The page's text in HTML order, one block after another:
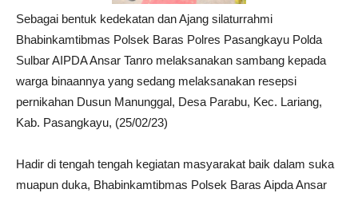
Sebagai bentuk kedekatan dan Ajang silaturrahmi
Bhabinkamtibmas Polsek Baras Polres Pasangkayu Polda
Sulbar AIPDA Ansar Tanro melaksanakan sambang kepada
warga binaannya yang sedang melaksanakan resepsi
pernikahan Dusun Manunggal, Desa Parabu, Kec. Lariang,
Kab. Pasangkayu, (25/02/23)
Hadir di tengah tengah kegiatan masyarakat baik dalam suka
muapun duka, Bhabinkamtibmas Polsek Baras Aipda Ansar